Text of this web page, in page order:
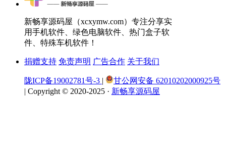
新畅享源码屋（xcxymw.com）专注分享实
用手机软件、绿色电脑软件、热门盒子软
件、特殊车机软件！
捐赠支持 免责声明 广告合作 关于我们
陇ICP备19002781号-3 |
甘公网安备 62010202000925号
| Copyright © 2020-2025 · 新畅享源码屋